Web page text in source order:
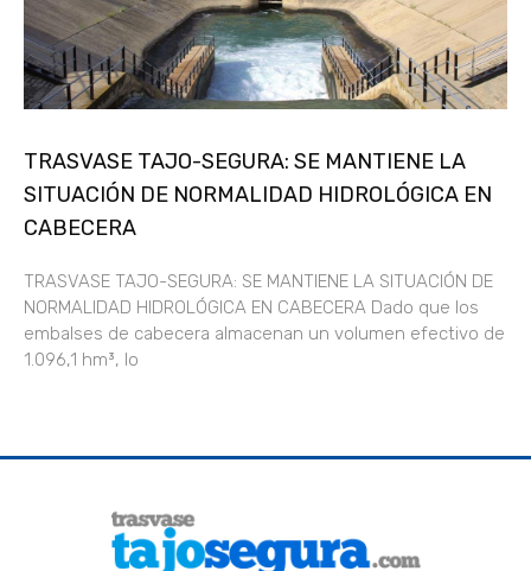
TRASVASE TAJO-SEGURA: SE MANTIENE LA
SITUACIÓN DE NORMALIDAD HIDROLÓGICA EN
CABECERA
TRASVASE TAJO-SEGURA: SE MANTIENE LA SITUACIÓN DE
NORMALIDAD HIDROLÓGICA EN CABECERA Dado que los
embalses de cabecera almacenan un volumen efectivo de
1.096,1 hm³, lo